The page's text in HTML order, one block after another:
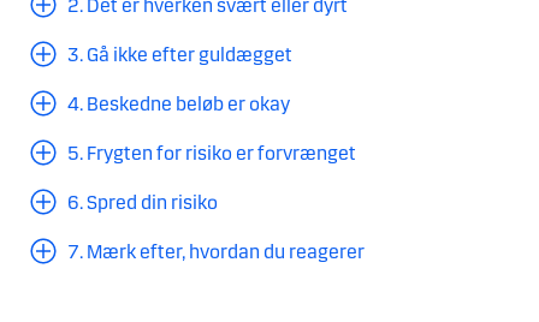
2. Det er hverken svært eller dyrt
3. Gå ikke efter guldægget
4. Beskedne beløb er okay
5. Frygten for risiko er forvrænget
6. Spred din risiko
7. Mærk efter, hvordan du reagerer